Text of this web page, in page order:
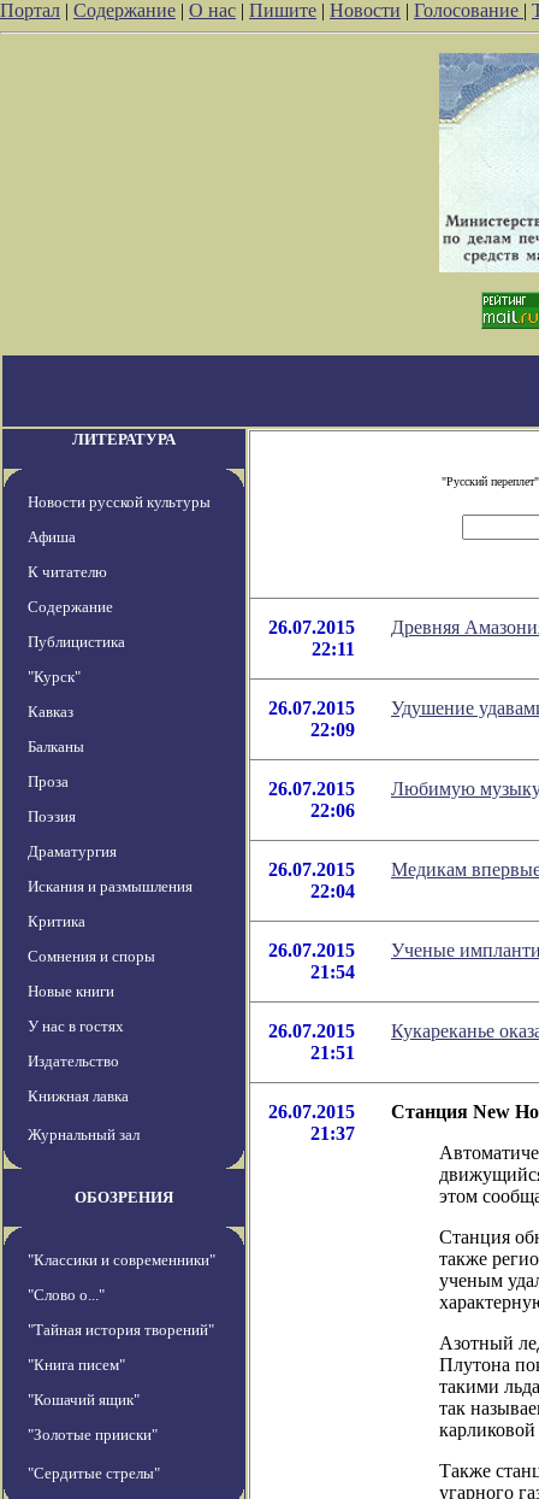
Портал | Содержание | О нас | Пишите | Новости | Голосование |
ЛИТЕРАТУРА
Новости русской культуры
Афиша
К читателю
Содержание
Публицистика
"Курск"
Кавказ
Балканы
Проза
Поэзия
Драматургия
Искания и размышления
Критика
Сомнения и споры
Новые книги
У нас в гостях
Издательство
Книжная лавка
Журнальный зал
ОБОЗРЕНИЯ
"Классики и современники"
"Слово о..."
"Тайная история творений"
"Книга писем"
"Кошачий ящик"
"Золотые прииски"
"Сердитые стрелы"
"Русский
26.07.2015
22:11
Древняя
26.07.2015
22:09
Удушение
26.07.2015
22:06
Любимую музыку
26.07.2015
22:04
Медикам впервые
26.07.2015
21:54
Ученые
26.07.2015
21:51
Кукареканье
26.07.2015
21:37
Станция New
этом
Станция
также
ученым
Азотный
Плутона
такими
так
Также
угарного